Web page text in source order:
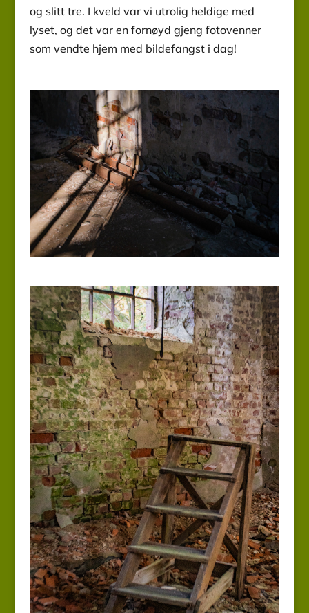
og slitt tre. I kveld var vi utrolig heldige med
lyset, og det var en fornøyd gjeng fotovenner
som vendte hjem med bildefangst i dag!